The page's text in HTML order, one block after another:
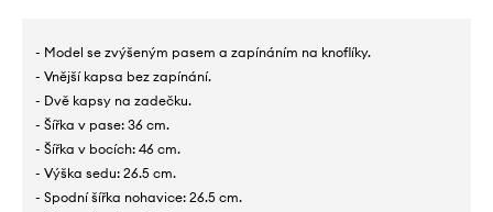
- Model se zvýšeným pasem a zapínáním na knoflíky.
- Vnější kapsa bez zapínání.
- Dvě kapsy na zadečku.
- Šířka v pase: 36 cm.
- Šířka v bocích: 46 cm.
- Výška sedu: 26.5 cm.
- Spodní šířka nohavice: 26.5 cm.